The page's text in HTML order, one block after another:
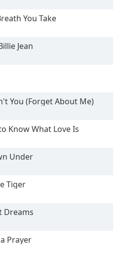
You Take
Jean
You (Forget About Me)
Know What Love Is
Under
Tiger
Dreams
Prayer